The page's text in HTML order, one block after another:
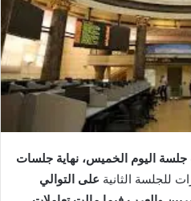
جلسة اليوم الخميس، نهاية جلسات
للجلسة الثانية على التوالي